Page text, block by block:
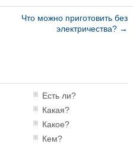
Что можно приготовить без
электричества? →
Есть ли?
Какая?
Какое?
Кем?